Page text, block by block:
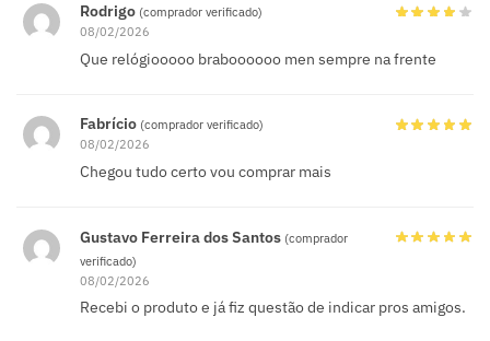
Rodrigo (comprador verificado)
08/02/2026
Que relógiooooo braboooooo men sempre na frente
Fabrício (comprador verificado)
08/02/2026
Chegou tudo certo vou comprar mais
Gustavo Ferreira dos Santos (comprador
verificado)
08/02/2026
Recebi o produto e já fiz questão de indicar pros amigos.